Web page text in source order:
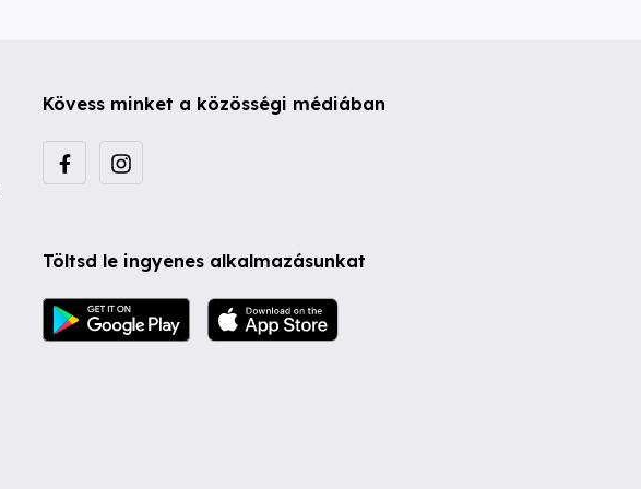
Kövess minket a közösségi médiában
Töltsd le ingyenes alkalmazásunkat